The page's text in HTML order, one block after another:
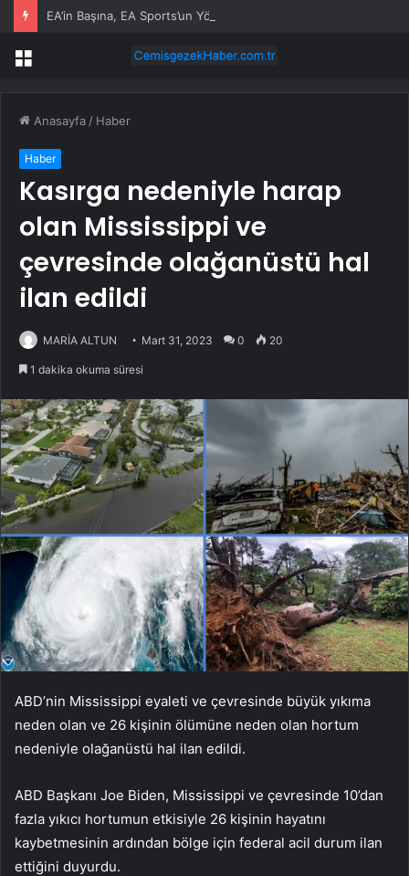
EA’in Başına, EA Sports’un Yöneticisi Getirildi
Menü
Anasayfa / Haber
Haber
Kasırga nedeniyle harap
olan Mississippi ve
çevresinde olağanüstü hal
ilan edildi
MARİA ALTUN Mart 31, 2023 0 20
1 dakika okuma süresi
ABD’nin Mississippi eyaleti ve çevresinde büyük yıkıma
neden olan ve 26 kişinin ölümüne neden olan hortum
nedeniyle olağanüstü hal ilan edildi.
ABD Başkanı Joe Biden, Mississippi ve çevresinde 10’dan
fazla yıkıcı hortumun etkisiyle 26 kişinin hayatını
kaybetmesinin ardından bölge için federal acil durum ilan
ettiğini duyurdu.